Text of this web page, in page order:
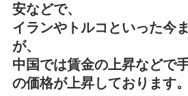
安などで、
イランやトルコといった今
が、
中国では賃金の上昇などで
の価格が上昇しております。